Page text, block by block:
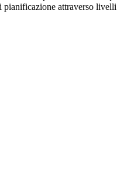
pianificazione attraverso